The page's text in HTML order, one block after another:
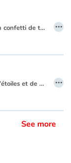
Au début, une île... c’est juste un confetti de terre au milieu de la mer. Au fil du temps, elle est colonisée par les oiseaux, les plantes, les insectes, les animaux... qui vont grandir, vivre et se reproduire.
Embarquement immédiat pour un tour du monde des îles à la rencontre des komodos, lémuriens, tortues géantes et autres espèces endémiques...
…
La nuit, le ciel vit sa vie. Sa vie d’étoiles et de planètes, de galaxies, de satellites... Tout un univers qu’on ne voit plus quand vient le jour. Planètes en vue ! Là, on s’approche de l’infernale chaleur de Mercure. Ici, on admire la lumineuse Venus ou l’incroyable couleur rouge de Mars. Là encore, on admire la puissance des gigantesques planètes gazeuses. On découvrira les mouvements gracieux, cycliques des planètes autour de notre étoile, le Soleil ; l’aérienne blancheur de la Voie Lactée, les satellites naturels et les étranges stations orbitales, œuvres de l’Homme. …
See more